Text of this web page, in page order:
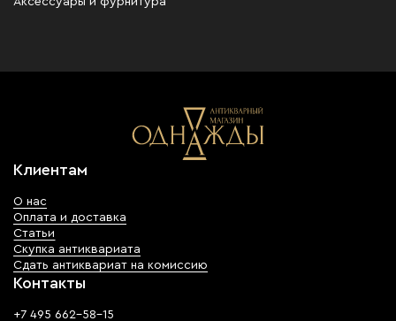
Клиентам
О нас
Оплата и доставка
Статьи
Скупка антиквариата
Сдать антиквариат на комиссию
Контакты
+7 495 662-58-15